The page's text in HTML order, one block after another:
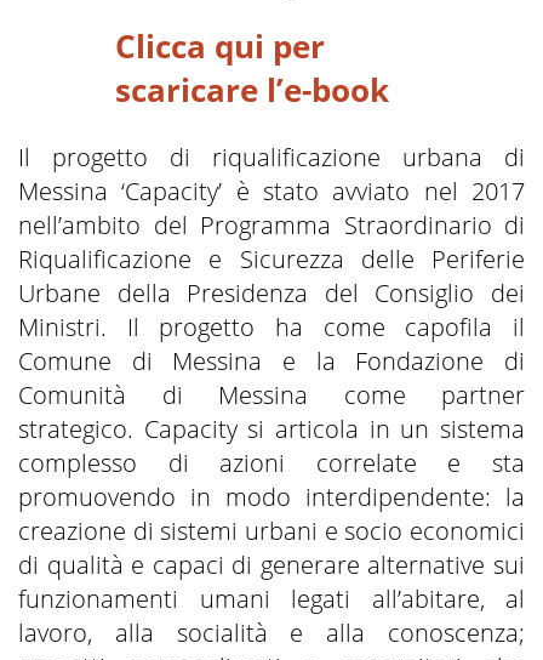
Clicca qui per
scaricare l’e-book
Il progetto di riqualificazione urbana di
Messina ‘Capacity’ è stato avviato nel 2017
nell’ambito del Programma Straordinario di
Riqualificazione e Sicurezza delle Periferie
Urbane della Presidenza del Consiglio dei
Ministri. Il progetto ha come capofila il
Comune di Messina e la Fondazione di
Comunità di Messina come partner
strategico. Capacity si articola in un sistema
complesso di azioni correlate e sta
promuovendo in modo interdipendente: la
creazione di sistemi urbani e socio economici
di qualità e capaci di generare alternative sui
funzionamenti umani legati all’abitare, al
lavoro, alla socialità e alla conoscenza;